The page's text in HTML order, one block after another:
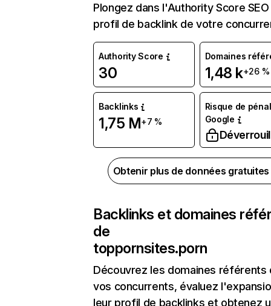
Plongez dans l'Authority Score
profil de backlink de votre
Authority Score
30
Domaines
1,48 k+26 %
Backlinks
1,75 M+7 %
Risque de
Google
Obtenir plus de données
Backlinks et domaines
de
toppornsites.porn
Découvrez les domaines référents
vos concurrents, évaluez
leur profil de backlinks et obtenez